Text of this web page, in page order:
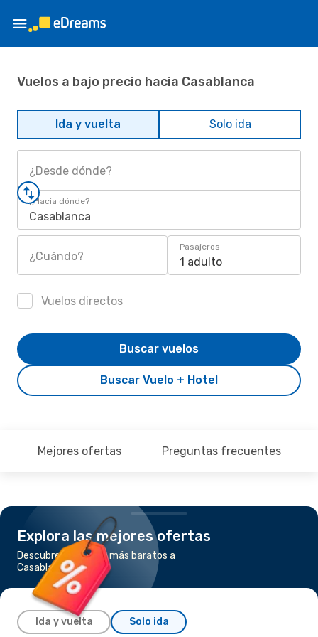
Vuelos a bajo precio hacia Casablanca
Ida y vuelta Solo ida
¿Desde dónde?
¿Hacia dónde?
Casablanca
¿Cuándo?
Pasajeros
1 adulto
Vuelos directos
Buscar Vuelo + Hotel
Buscar vuelos
Mejores ofertas Preguntas frecuentes
Explora las mejores ofertas
Descubre los vuelos más baratos a
Casablanca
Ida y vuelta Solo ida